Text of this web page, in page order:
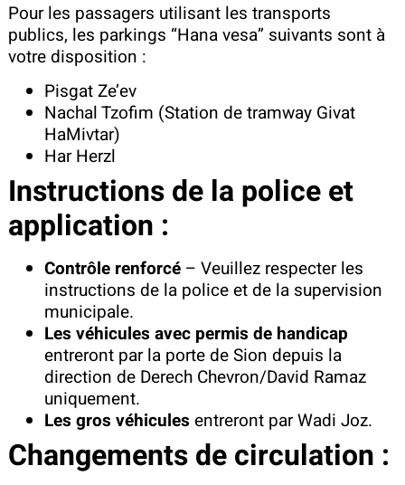
Pour les passagers utilisant les transports
publics, les parkings “Hana vesa” suivants sont à
votre disposition :
Pisgat Ze’ev
Nachal Tzofim (Station de tramway Givat
HaMivtar)
Har Herzl
Instructions de la police et
application :
Contrôle renforcé – Veuillez respecter les
instructions de la police et de la supervision
municipale.
Les véhicules avec permis de handicap
entreront par la porte de Sion depuis la
direction de Derech Chevron/David Ramaz
uniquement.
Les gros véhicules entreront par Wadi Joz.
Changements de circulation :